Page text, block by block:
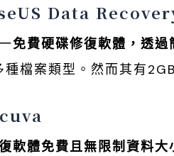
Data
免費硬碟修復軟體，透
檔案類型。然而其有
軟體免費且無限制資料大